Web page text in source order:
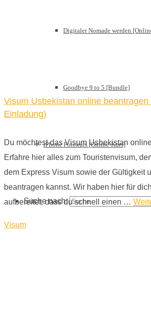
Digitaler Nomade werden
Goodbye 9 to 5 [Bundle]
iPhone Fotokurs [Online-Kurs]
Suche nach:
Visum Usbekistan online
Einladung)
Du möchtest das Visum Usbekistan
Erfahre hier alles zum Touristenvisum,
dem Express Visum sowie der Gültigkeit
beantragen kannst. Wir haben hier für
aufbereitet, dass du schnell einen …
Visum